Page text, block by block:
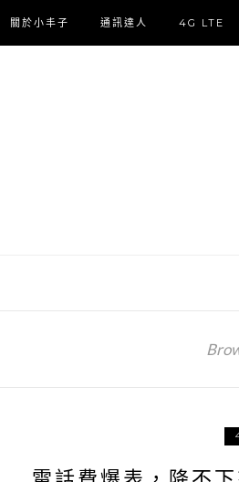
關於小丰子 通訊達人 4G LTE